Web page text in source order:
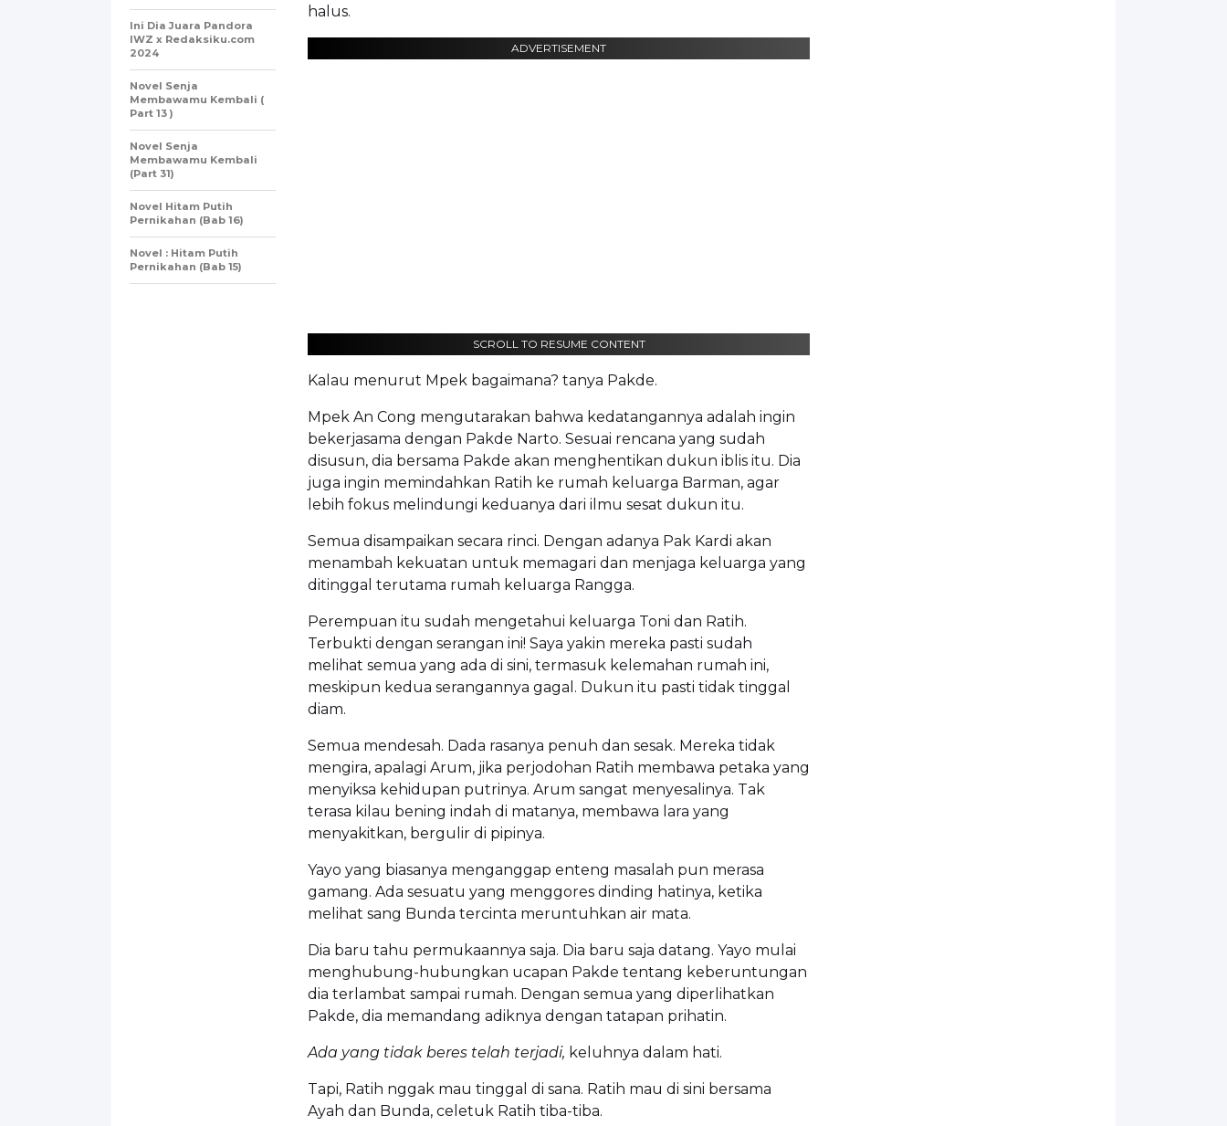
halus.
ADVERTISEMENT
SCROLL TO RESUME CONTENT
Kalau menurut Mpek bagaimana? tanya Pakde.
Mpek An Cong mengutarakan bahwa kedatangannya adalah ingin
bekerjasama dengan Pakde Narto. Sesuai rencana yang sudah
disusun, dia bersama Pakde akan menghentikan dukun iblis itu. Dia
juga ingin memindahkan Ratih ke rumah keluarga Barman, agar
lebih fokus melindungi keduanya dari ilmu sesat dukun itu.
Semua disampaikan secara rinci. Dengan adanya Pak Kardi akan
menambah kekuatan untuk memagari dan menjaga keluarga yang
ditinggal terutama rumah keluarga Rangga.
Perempuan itu sudah mengetahui keluarga Toni dan Ratih.
Terbukti dengan serangan ini! Saya yakin mereka pasti sudah
melihat semua yang ada di sini, termasuk kelemahan rumah ini,
meskipun kedua serangannya gagal. Dukun itu pasti tidak tinggal
diam.
Semua mendesah. Dada rasanya penuh dan sesak. Mereka tidak
mengira, apalagi Arum, jika perjodohan Ratih membawa petaka yang
menyiksa kehidupan putrinya. Arum sangat menyesalinya. Tak
terasa kilau bening indah di matanya, membawa lara yang
menyakitkan, bergulir di pipinya.
Yayo yang biasanya menganggap enteng masalah pun merasa
gamang. Ada sesuatu yang menggores dinding hatinya, ketika
melihat sang Bunda tercinta meruntuhkan air mata.
Dia baru tahu permukaannya saja. Dia baru saja datang. Yayo mulai
menghubung-hubungkan ucapan Pakde tentang keberuntungan
dia terlambat sampai rumah. Dengan semua yang diperlihatkan
Pakde, dia memandang adiknya dengan tatapan prihatin.
Ada yang tidak beres telah terjadi, keluhnya dalam hati.
Tapi, Ratih nggak mau tinggal di sana. Ratih mau di sini bersama
Ayah dan Bunda, celetuk Ratih tiba-tiba.
Ini Dia Juara Pandora
IWZ x Redaksiku.com
2024
Novel Senja
Membawamu Kembali (
Part 13 )
Novel Senja
Membawamu Kembali
(Part 31)
Novel Hitam Putih
Pernikahan (Bab 16)
Novel : Hitam Putih
Pernikahan (Bab 15)